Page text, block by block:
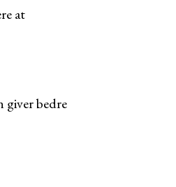
at
giver bedre